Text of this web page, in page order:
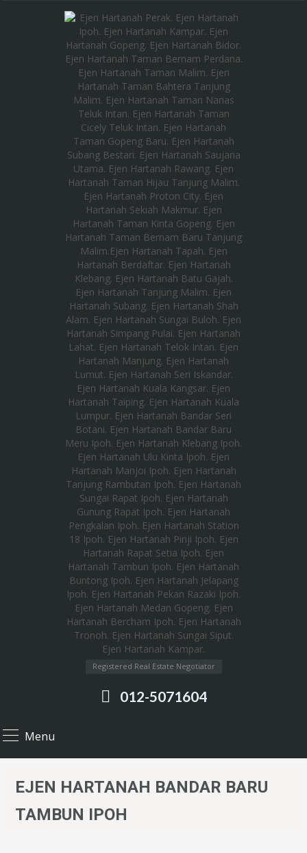
Registered Real Estate Negotiator
012-5071604
Menu
EJEN HARTANAH BANDAR BARU
TAMBUN IPOH